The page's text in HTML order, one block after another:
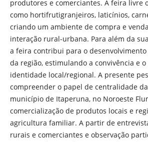
produtores e comerciantes. A feira livre
como hortifrutigranjeiros, laticínios,
criando um ambiente de compra e
interação rural-urbana. Para além da
a feira contribui para o desenvolvimento
da região, estimulando a convivência e
identidade local/regional. A presente
compreender o papel de centralidade
município de Itaperuna, no Noroeste
comercialização de produtos locais e
agricultura familiar. A partir de
rurais e comerciantes e observação